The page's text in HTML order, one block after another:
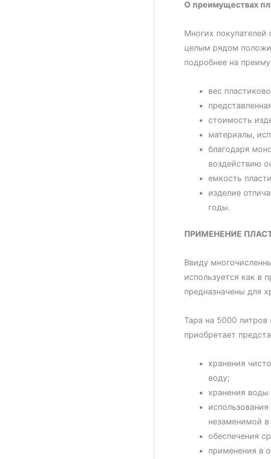
О преимуществах
Многих покупателей
целым рядом
подробнее на
вес
стоимость
материалы,
благодаря
воздействию
емкость
изделие
годы.
ПРИМЕНЕНИЕ
Ввиду
используется как в
предназначены для
Тара на 5000
приобретает
хранения
воду;
хранения
незаменимой
обеспечения
применения в